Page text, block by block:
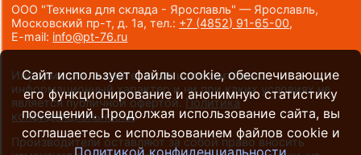
ООО "Техника для склада - Ярославль" — Ярославль,
Московский пр-т, д. 1а,тел.: +7 (4852) 91-65-00,
E-mail: info@pt-76.ru
Информация на сайте носит исключительно
информационный характер и ни при каких условиях не
является публичной офертой. Политика
конфиденциальности.
Производители оставляют за собой право вносить
Сайт использует файлы cookie, обеспечивающие
его функционирование и анонимную статистику
посещений. Продолжая использование сайта, вы
соглашаетесь с использованием файлов cookie и
Политикой конфиденциальности